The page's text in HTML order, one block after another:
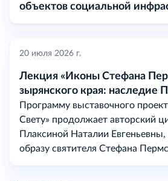
объектов социальной
20 июля 2026 г.
Лекция «Иконы Стефана
зырянского края: наследие
Вычегодской
Программу выставочного
Свету» продолжает авторский
Плаксиной Наталии
образу святителя Стефана